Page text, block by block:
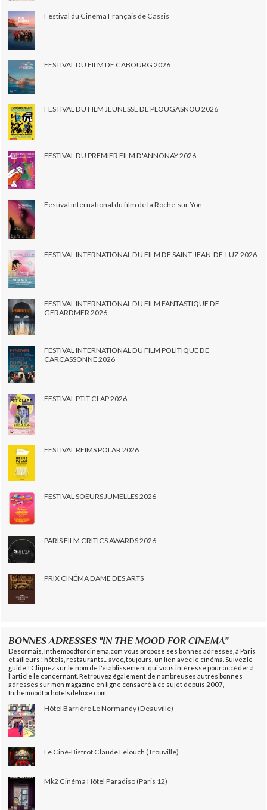
Festival du Cinéma Français de Cassis
FESTIVAL DU FILM DE CABOURG 2026
FESTIVAL DU FILM JEUNESSE DE PLOUGASNOU 2026
FESTIVAL DU PREMIER FILM D'ANNONAY 2026
Festival international du film de la Roche-sur-Yon
FESTIVAL INTERNATIONAL DU FILM DE SAINT-JEAN-DE-LUZ 2026
FESTIVAL INTERNATIONAL DU FILM FANTASTIQUE DE
GERARDMER 2026
FESTIVAL INTERNATIONAL DU FILM POLITIQUE DE
CARCASSONNE 2026
FESTIVAL PTIT CLAP 2026
FESTIVAL REIMS POLAR 2026
FESTIVAL SOEURS JUMELLES 2026
PARIS FILM CRITICS AWARDS 2026
PRIX CINÉMA DAME DES ARTS
BONNES ADRESSES "IN THE MOOD FOR CINEMA"
Désormais, Inthemoodforcinema.com vous propose ses bonnes adresses, à Paris
et ailleurs : hôtels, restaurants... avec, toujours, un lien avec le cinéma. Suivez le
guide ! Cliquez sur le nom de l'établissement qui vous intéresse pour accéder à
l'article le concernant. Retrouvez également de nombreuses autres bonnes
adresses sur mon magazine en ligne consacré à ce sujet depuis 2007,
Inthemoodforhotelsdeluxe.com.
Hôtel Barrière Le Normandy (Deauville)
Le Ciné-Bistrot Claude Lelouch (Trouville)
Mk2 Cinéma Hôtel Paradiso (Paris 12)